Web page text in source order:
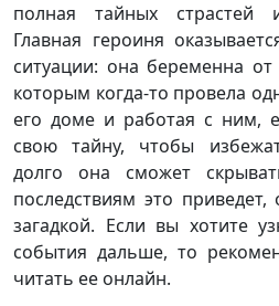
полная тайных
Главная героиня
ситуации: она беременна
которым когда-то провела
его доме и работая с ним,
свою тайну, чтобы
долго она сможет
последствиям это
загадкой. Если вы хотите
события дальше, то
читать ее онлайн.